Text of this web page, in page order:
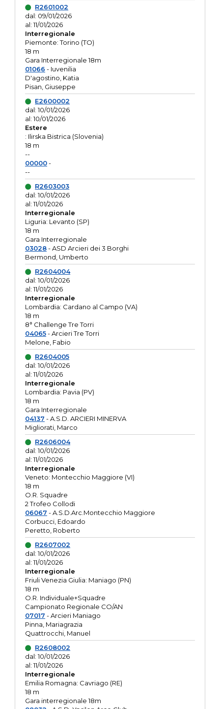
R2601002
dal: 09/01/2026
al: 11/01/2026
Interregionale
Piemonte: Torino (TO)
18 m
Gara Interregionale 18m
01066 - Iuvenilia
D'agostino, Katia
Pisan, Giuseppe
E2600002
dal: 10/01/2026
al: 10/01/2026
Estere
: Ilirska Bistrica (Slovenia)
18 m
--
00000-
--
R2603003
dal: 10/01/2026
al: 11/01/2026
Interregionale
Liguria: Levanto (SP)
18 m
Gara Interregionale
03028- ASD Arcieri dei 3 Borghi
Bermond, Umberto
R2604004
dal: 10/01/2026
al: 11/01/2026
Interregionale
Lombardia: Cardano al Campo (VA)
18 m
8° Challenge Tre Torri
04065- Arcieri Tre Torri
Melone, Fabio
R2604005
dal: 10/01/2026
al: 11/01/2026
Interregionale
Lombardia: Pavia (PV)
18 m
Gara Interregionale
04137 - A.S.D. ARCIERI MINERVA
Migliorati, Marco
R2606004
dal: 10/01/2026
al: 11/01/2026
Interregionale
Veneto: Montecchio Maggiore (VI)
18 m
O.R. Squadre
2 Trofeo Collodi
06067 - A.S.D.Arc.Montecchio Maggiore
Corbucci, Edoardo
Peretto, Roberto
R2607002
dal: 10/01/2026
al: 11/01/2026
Interregionale
Friuli Venezia Giulia: Maniago (PN)
18 m
O.R. Individuale+Squadre
Campionato Regionale CO/AN
07017 - Arcieri Maniago
Pinna, Mariagrazia
Quattrocchi, Manuel
R2608002
dal: 10/01/2026
al: 11/01/2026
Interregionale
Emilia Romagna: Cavriago (RE)
18 m
Gara interregionale 18m